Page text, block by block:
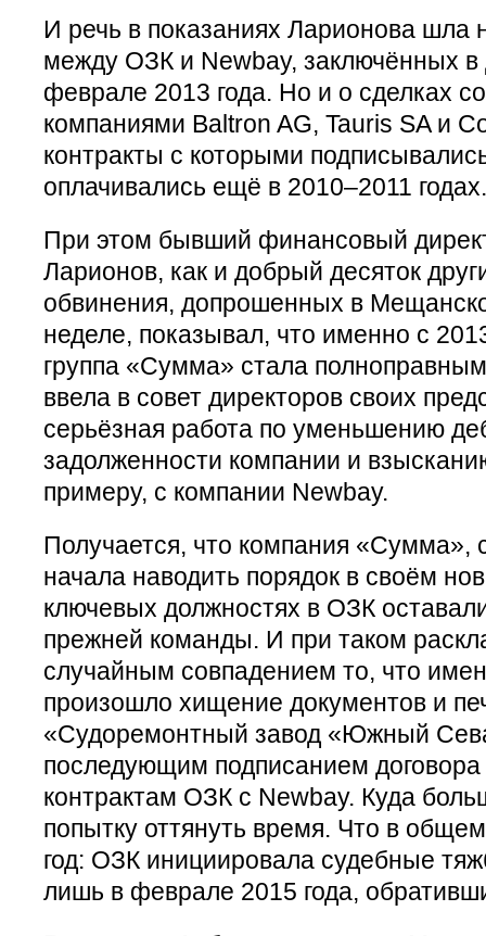
И речь в показаниях Ларионова шла
между ОЗК и Newbay, заключённых в
феврале 2013 года. Но и о сделках
компаниями Baltron AG, Tauris SA и
контракты с которыми
оплачивались ещё в 2010–2011 годах.
При этом бывший финансовый
Ларионов, как и добрый десяток
обвинения, допрошенных в
неделе, показывал, что именно с
группа «Сумма» стала
ввела в совет директоров своих
серьёзная работа по уменьшению
задолженности компании и
примеру, с компании Newbay.
Получается, что компания «Сумма»,
начала наводить порядок в своём
ключевых должностях в ОЗК
прежней команды. И при таком
случайным совпадением то, что
произошло хищение документов и
«Судоремонтный завод «Южный
последующим подписанием договора
контрактам ОЗК с Newbay. Куда
попытку оттянуть время. Что в
год: ОЗК инициировала судебные
лишь в феврале 2015 года,